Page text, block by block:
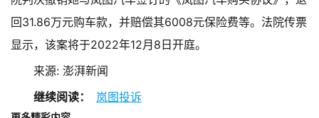
回31.86万元购车款，并赔偿其6008元保险费等。法院传票
显示，该案将于2022年12月8日开庭。
来源: 澎湃新闻
继续阅读：
岚图投诉